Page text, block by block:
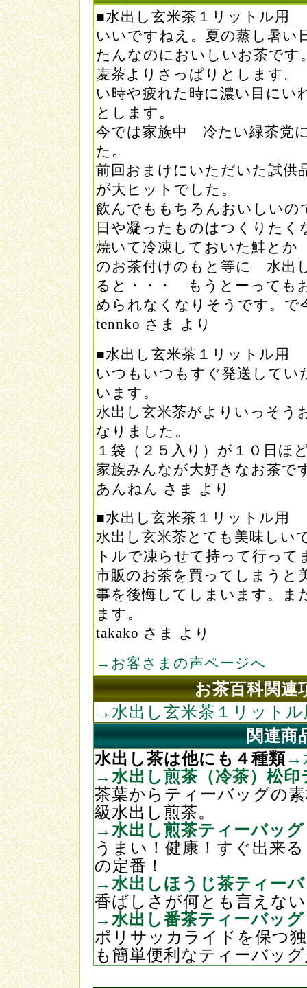
■水出し玄米茶１リットル用
いいですねえ。夏の蒸し暑い
たんなのにおいしいお茶で
麦茶よりさっぱりとします
い時や疲れた時に濃い目にい
とします。
今では家族中 冷たい緑茶党
た。
前回おまけにいただいた試供
が大ヒットでした。
飲んでももちろんおいしい
日や凝ったものはつくりた
焼いて冷凍しておいた鮭
のお茶付けのもと等に 水出
ると・・・ もうとーっても
められなくなりそうです。で
tennko さま より
■水出し玄米茶１リットル用
いつもいつもすぐ発送してい
います。
水出し玄米茶がよりいっそう
なりました。
１袋（２５入り）が１０日ほ
家族みんなが大好きなお茶で
あんねん さま より
■水出し玄米茶１リットル用
水出し玄米茶とても美味しい
トルで凍らせて持って行っ
市販のお茶を買ってしまうと
事を後悔してしまいます。ま
ます。
takako さま より
→お客さまの声ページへ
お茶百科関連
→水出し玄米茶１リット
関連商
水出し茶は他にも４種類→
→水出し煎茶（冷茶）松印
茶葉からティーバッグの
級水出し煎茶。
→水出し煎茶ティーバッ
うまい！健康！すぐ出来
の定番！
→水出しほうじ茶ティー
香ばしさが何とも言えな
→水出し番茶ティーバッグ
ポリサッカライドを保つ
も簡単便利なティーバッ